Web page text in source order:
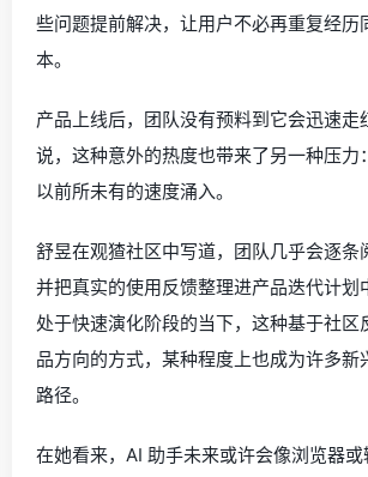
些问题提前解决，让用户不必再重复经历
本。
产品上线后，团队没有预料到它会迅速走
说，这种意外的热度也带来了另一种压力
以前所未有的速度涌入。
舒昱在观猹社区中写道，团队几乎会逐条
并把真实的使用反馈整理进产品迭代计划
处于快速演化阶段的当下，这种基于社区
品方向的方式，某种程度上也成为许多新
路径。
在她看来，AI 助手未来或许会像浏览器